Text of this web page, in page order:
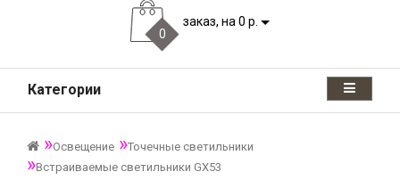
0
заказ, на 0 р.
Категории
Освещение
Точечные светильники
Встраиваемые светильники GX53